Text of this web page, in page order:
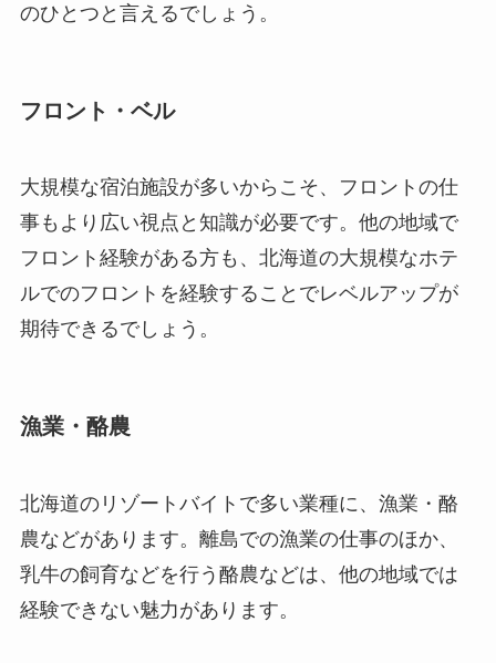
のひとつと言えるでしょう。
フロント・ベル
大規模な宿泊施設が多いからこそ、フロントの仕
事もより広い視点と知識が必要です。他の地域で
フロント経験がある方も、北海道の大規模なホテ
ルでのフロントを経験することでレベルアップが
期待できるでしょう。
漁業・酪農
北海道のリゾートバイトで多い業種に、漁業・酪
農などがあります。離島での漁業の仕事のほか、
乳牛の飼育などを行う酪農などは、他の地域では
経験できない魅力があります。